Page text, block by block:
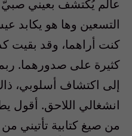
عالم يُكتشف بعيني
التسعين وها هو يكابد
كنت أراهما، وقد بقيت
كثيرة على صدورهما.
إلى اكتشاف أسلوبي،
انشغالي اللاحق. أقول
من صيغ كتابية تأتيني